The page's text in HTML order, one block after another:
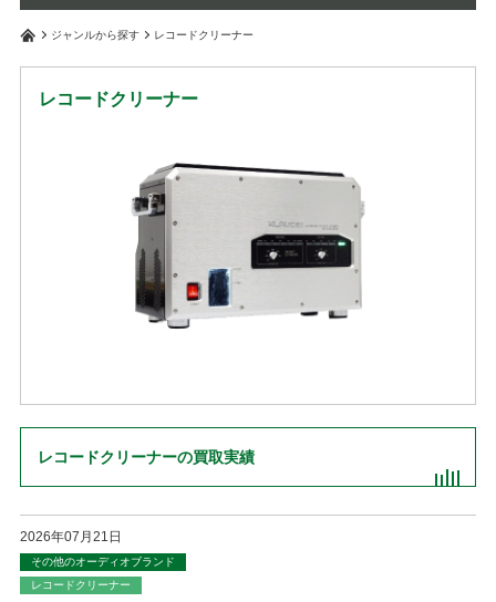
ジャンルから探す レコードクリーナー
レコードクリーナー
レコードクリーナーの買取実績
2026年07月21日
その他のオーディオブランド
レコードクリーナー